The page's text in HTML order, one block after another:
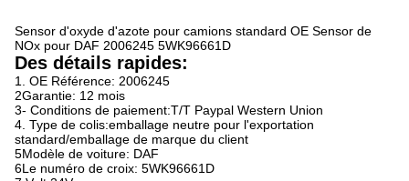
Sensor d'oxyde d'azote pour camions standard OE Sensor de
NOx pour DAF 2006245 5WK96661D
Des détails rapides:
1. OE Référence: 2006245
2Garantie: 12 mois
3- Conditions de paiement:T/T Paypal Western Union
4. Type de colis:emballage neutre pour l'exportation
standard/emballage de marque du client
5Modèle de voiture: DAF
6Le numéro de croix: 5WK96661D